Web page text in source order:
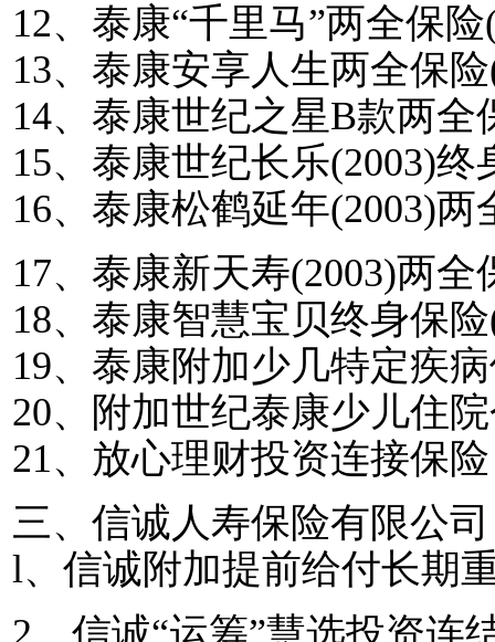
12、泰康“千里马”两全保险
13、泰康安享人生两全保险
14、泰康世纪之星B款两全
15、泰康世纪长乐(2003)终
16、泰康松鹤延年(2003)两
17、泰康新天寿(2003)两全
18、泰康智慧宝贝终身保险
19、泰康附加少几特定疾
20、附加世纪泰康少儿住
21、放心理财投资连接保险
三、信诚人寿保险有限公司
l、信诚附加提前给付长期
2 、信诚“运筹”慧选投资连